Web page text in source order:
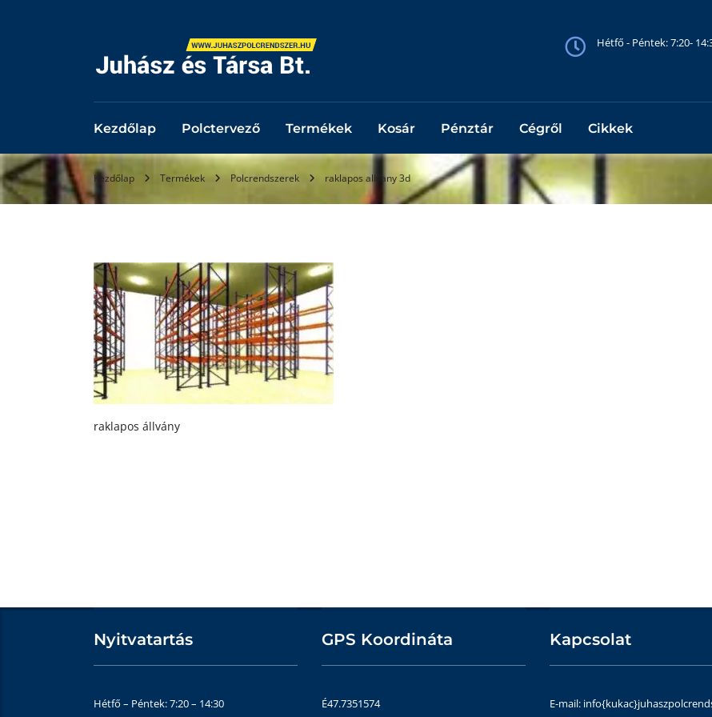
Hétfő - Péntek: 7:20-
Kezdőlap Polctervező Termékek Kosár Pénztár Cégről Cikkek
Kezdőlap Termékek Polcrendszerek raklapos allvany 3d
raklapos állvány
Nyitvatartás
Hétfő – Péntek: 7:20 – 14:30
GPS Koordináta
É47.7351574
Kapcsolat
E-mail: